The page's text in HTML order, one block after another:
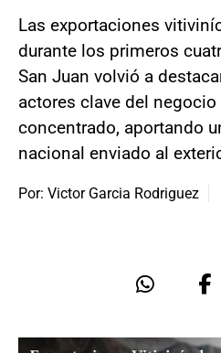
Las exportaciones
durante los primeros
San Juan volvió a
actores clave del
concentrado, aportando
nacional enviado al
Por: Victor Garcia Rodriguez